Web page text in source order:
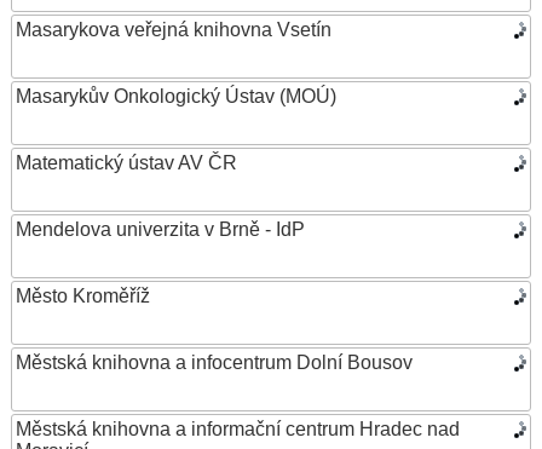
Masarykova veřejná knihovna Vsetín
Masarykův Onkologický Ústav (MOÚ)
Matematický ústav AV ČR
Mendelova univerzita v Brně - IdP
Město Kroměříž
Městská knihovna a infocentrum Dolní Bousov
Městská knihovna a informační centrum Hradec nad